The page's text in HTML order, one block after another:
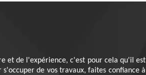
et de l'expérience, c'est pour cela qu'il est
de vos travaux, faites confiance à